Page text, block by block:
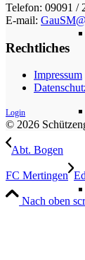
Telefon: 09091 /
E-mail:
Rechtliches
Impressum
Login
© 2026
Abt. Bogen
FC Mertingen
Nach oben